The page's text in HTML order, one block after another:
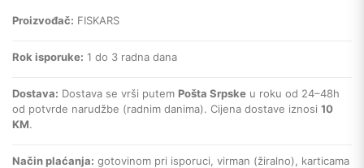
Proizvođač: FISKARS
Rok isporuke: 1 do 3 radna dana
Dostava: Dostava se vrši putem Pošta Srpske u roku od 24–48h
od potvrde narudžbe (radnim danima). Cijena dostave iznosi 10
KM.
Način plaćanja: gotovinom pri isporuci, virman (žiralno), karticama